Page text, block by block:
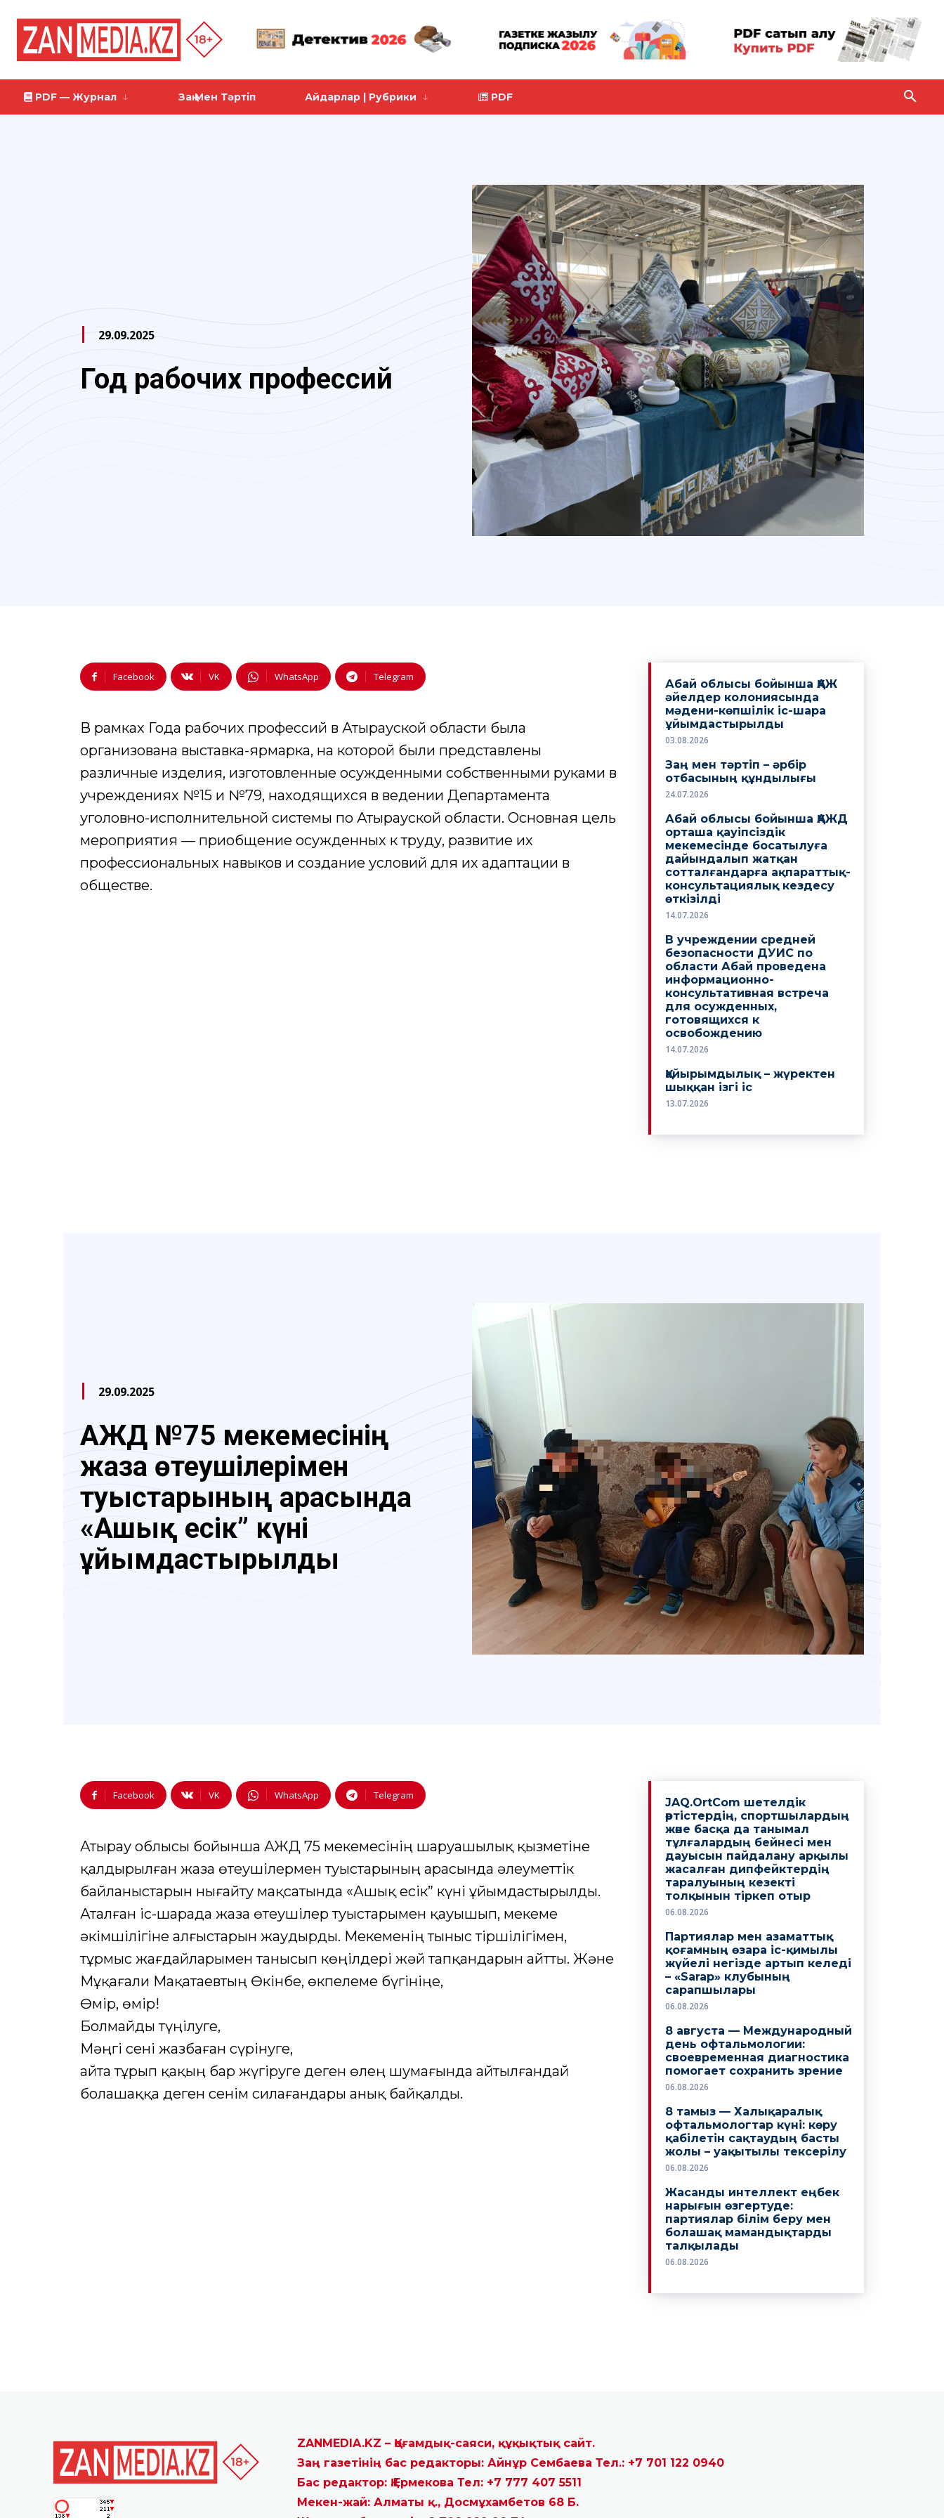
PDF — Журнал Заң Мен Тәртіп Айдарлар | Рубрики PDF
29.09.2025
Год рабочих профессий
Facebook VK WhatsApp Telegram
В рамках Года рабочих профессий в Атырауской области была
организована выставка-ярмарка, на которой были представлены
различные изделия, изготовленные осужденными собственными руками в
учреждениях №15 и №79, находящихся в ведении Департамента
уголовно-исполнительной системы по Атырауской области. Основная цель
мероприятия — приобщение осужденных к труду, развитие их
профессиональных навыков и создание условий для их адаптации в
обществе.
Абай облысы бойынша ҚАЖ
әйелдер колониясында
мәдени-көпшілік іс-шара
ұйымдастырылды
03.08.2026
Заң мен тәртіп – әрбір
отбасының құндылығы
24.07.2026
Абай облысы бойынша ҚАЖД
орташа қауіпсіздік
мекемесінде босатылуға
дайындалып жатқан
сотталғандарға ақпараттық-
консультациялық кездесу
өткізілді
14.07.2026
В учреждении средней
безопасности ДУИС по
области Абай проведена
информационно-
консультативная встреча
для осужденных,
готовящихся к
освобождению
14.07.2026
Қайырымдылық – жүректен
шыққан ізгі іс
13.07.2026
ZANMEDIA.KZ – Қоғамдық-саяси, құқықтық сайт.
Заң газетінің бас редакторы: Айнұр Сембаева Тел.: +7 701 122 0940
Бас редактор: Қ.Ермекова Тел: +7 777 407 5511
Мекен-жай: Алматы қ., Досмұхамбетов 68 Б.